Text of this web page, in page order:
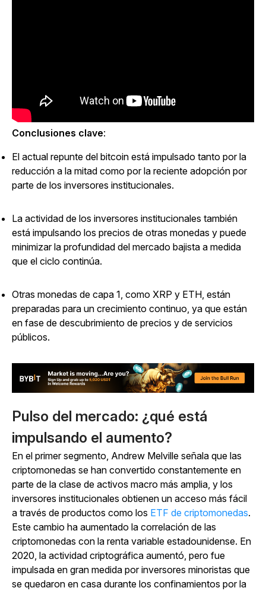
Conclusiones clave:
El actual repunte del bitcoin está impulsado tanto por la
reducción a la mitad como por la reciente adopción por
parte de los inversores institucionales.
La actividad de los inversores institucionales también
está impulsando los precios de otras monedas y puede
minimizar la profundidad del mercado bajista a medida
que el ciclo continúa.
Otras monedas de capa 1, como XRP y ETH, están
preparadas para un crecimiento continuo, ya que están
en fase de descubrimiento de precios y de servicios
públicos.
Pulso del mercado: ¿qué está
impulsando el aumento?
En el primer segmento, Andrew Melville señala que las
criptomonedas se han convertido constantemente en
parte de la clase de activos macro más amplia, y los
inversores institucionales obtienen un acceso más fácil
a través de productos como los ETF de criptomonedas.
Este cambio ha aumentado la correlación de las
criptomonedas con la renta variable estadounidense. En
2020, la actividad criptográfica aumentó, pero fue
impulsada en gran medida por inversores minoristas que
se quedaron en casa durante los confinamientos por la